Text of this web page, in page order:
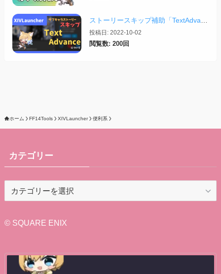
投稿日: 2022-10-02
閲覧数: 200回
ホーム FF14Tools XIVLauncher 便利系
カテゴリー
リ
© SQUARE ENIX